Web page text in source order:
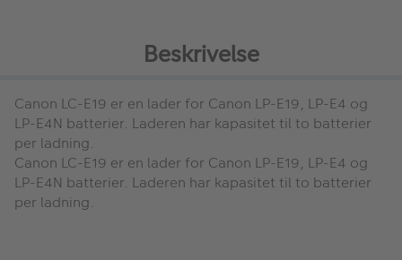
Beskrivelse
Canon LC-E19 er en lader for Canon LP-E19, LP-E4 og
LP-E4N batterier. Laderen har kapasitet til to batterier
per ladning.
Canon LC-E19 er en lader for Canon LP-E19, LP-E4 og
LP-E4N batterier. Laderen har kapasitet til to batterier
per ladning.